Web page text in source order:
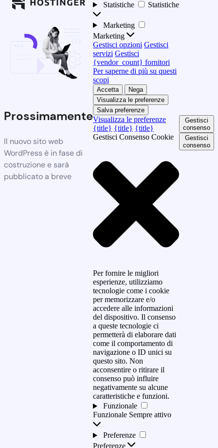
Prossimamente
Il nuovo sito web
WordPress è in fase di
costruzione e sarà
pubblicato a breve
Statistiche
Statistiche
Marketing
Marketing
Gestisci opzioni Gestisci
servizi Gestisci
{vendor_count} fornitori
Per saperne di più su questi
scopi
Accetta
Nega
Visualizza le preferenze
Salva preferenze
Visualizza le preferenze
{title} {title} {title}
Gestisci Consenso Cookie
Per fornire le migliori
esperienze, utilizziamo
tecnologie come i cookie
per memorizzare e/o
accedere alle informazioni
del dispositivo. Il consenso
a queste tecnologie ci
permetterà di elaborare dati
come il comportamento di
navigazione o ID unici su
questo sito. Non
acconsentire o ritirare il
consenso può influire
negativamente su alcune
caratteristiche e funzioni.
Funzionale
Funzionale Sempre attivo
Preferenze
Preferenze
Gestisci
consenso
Gestisci
consenso